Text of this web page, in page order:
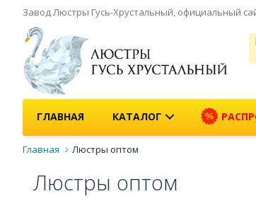
Завод Люстры Гусь-Хрустальный, официальный
ГЛАВНАЯ КАТАЛОГ
Главная Люстры оптом
Люстры оптом